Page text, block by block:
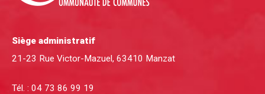
Siège administratif
21-23 Rue Victor-Mazuel, 63410 Manzat
Tél. : 04 73 86 99 19